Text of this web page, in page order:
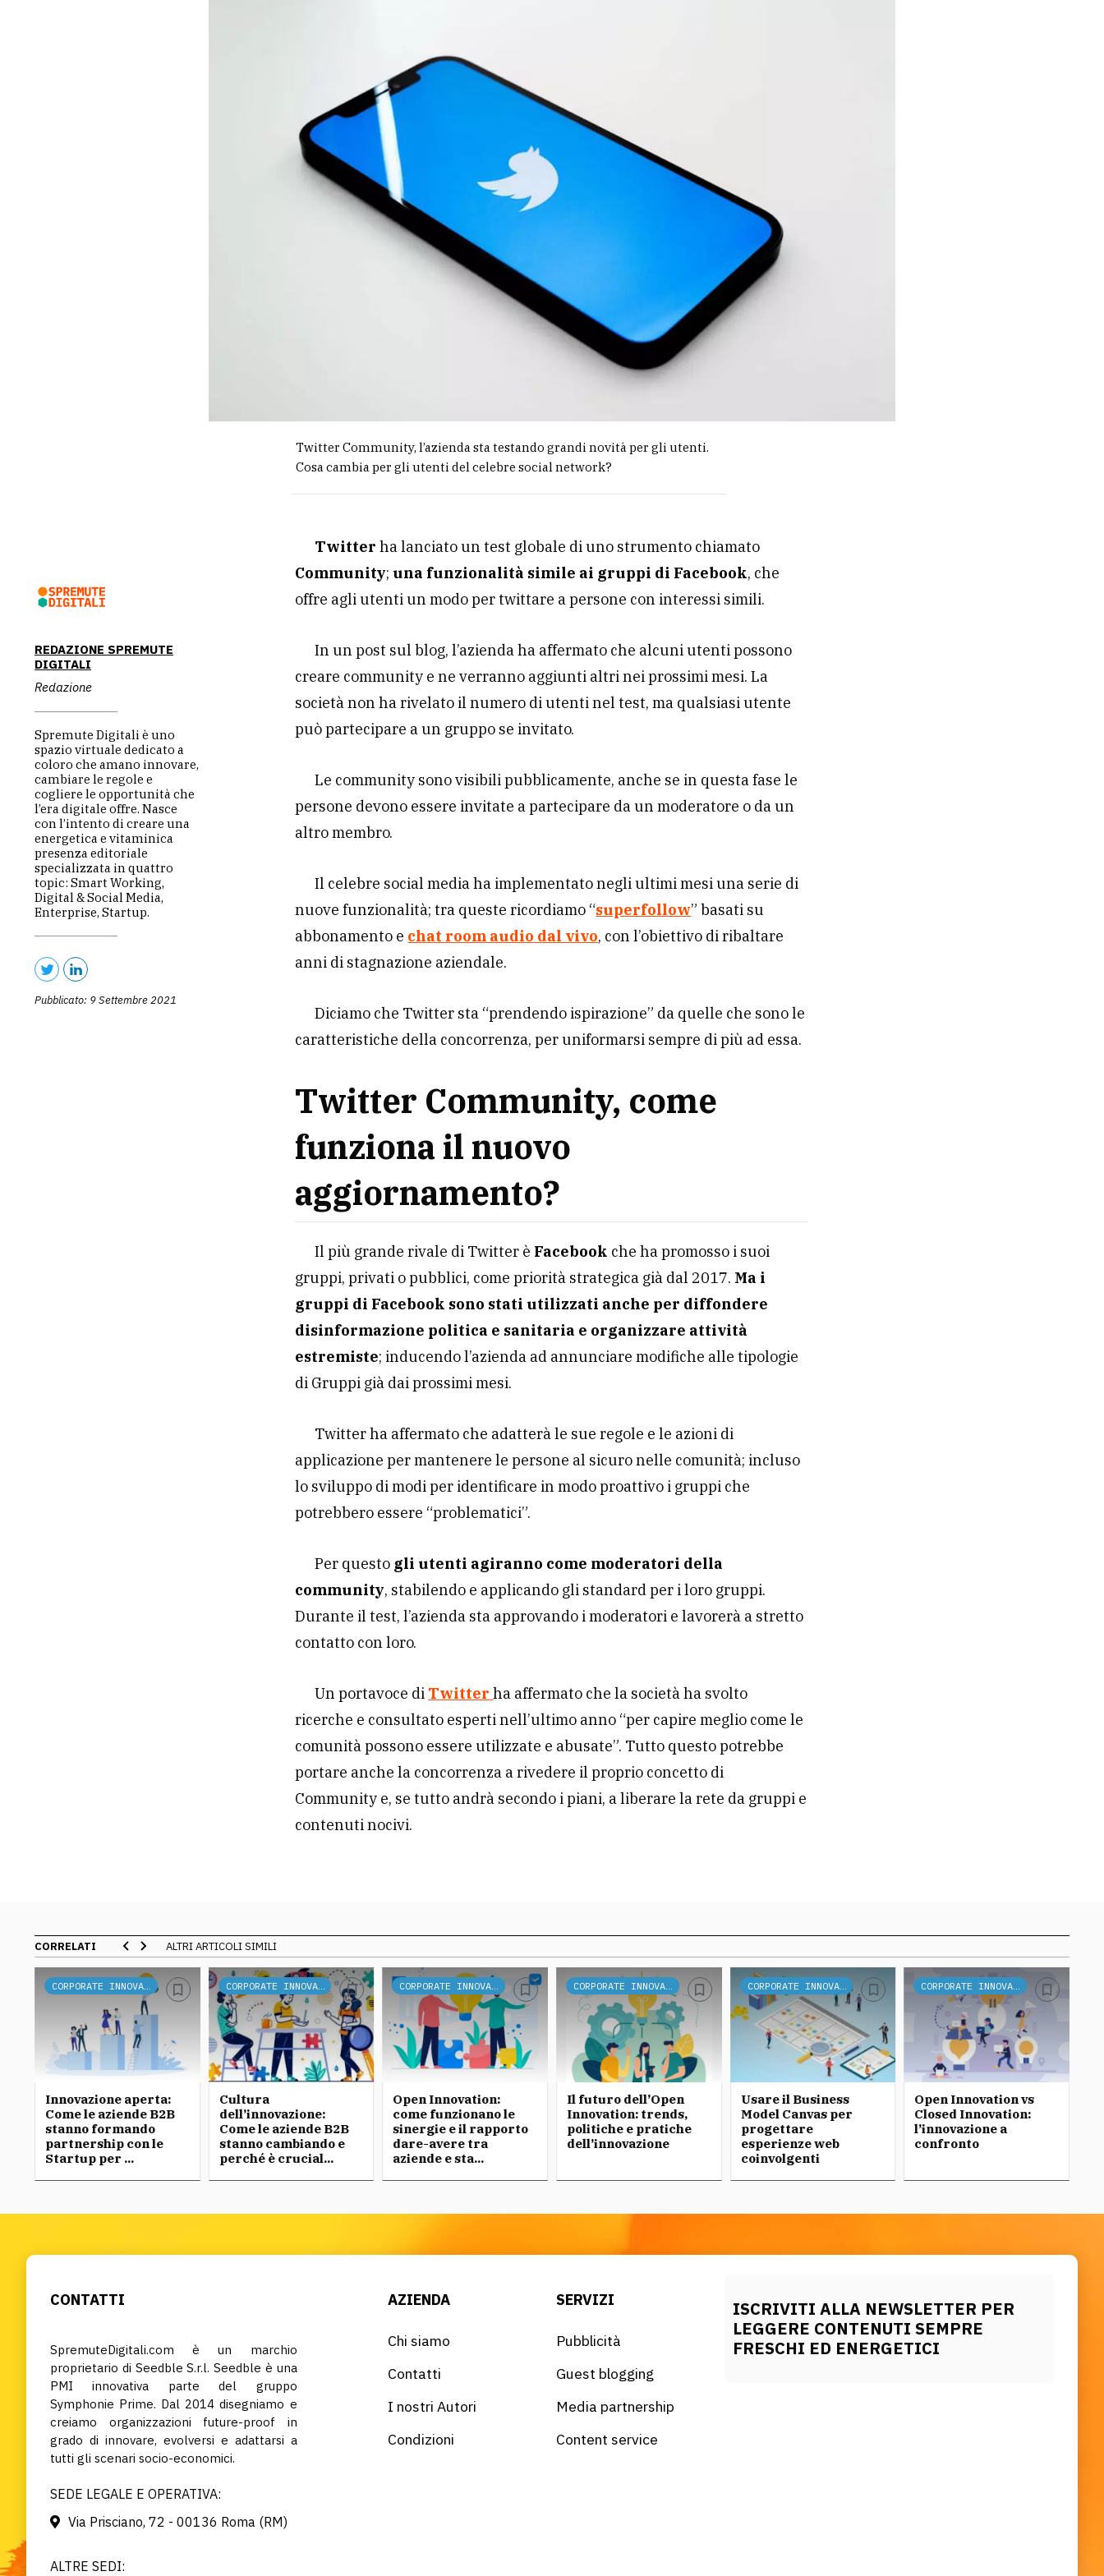
Twitter Community, l’azienda sta testando grandi novità per gli utenti.
Cosa cambia per gli utenti del celebre social network?
REDAZIONE SPREMUTE
DIGITALI
Redazione
Spremute Digitali è uno
spazio virtuale dedicato a
coloro che amano innovare,
cambiare le regole e
cogliere le opportunità che
l’era digitale offre. Nasce
con l’intento di creare una
energetica e vitaminica
presenza editoriale
specializzata in quattro
topic: Smart Working,
Digital & Social Media,
Enterprise, Startup.
Pubblicato: 9 Settembre 2021
Twitterha lanciato un test globale di uno strumento chiamato
Community; una funzionalità simile ai gruppi di Facebook, che
offre agli utenti un modo per twittare a persone con interessi simili.
In un post sul blog, l’azienda ha affermato che alcuni utenti possono
creare community e ne verranno aggiunti altri nei prossimi mesi. La
società non ha rivelato il numero di utenti nel test, ma qualsiasi utente
può partecipare a un gruppo se invitato.
Le community sono visibili pubblicamente, anche se in questa fase le
persone devono essere invitate a partecipare da un moderatore o da un
altro membro.
Il celebre social media ha implementato negli ultimi mesi una serie di
nuove funzionalità; tra queste ricordiamo “superfollow” basati su
abbonamento e chat room audio dal vivo, con l’obiettivo di ribaltare
anni di stagnazione aziendale.
Diciamo che Twitter sta “prendendo ispirazione” da quelle che sono le
caratteristiche della concorrenza, per uniformarsi sempre di più ad essa.
Twitter Community, come
funziona il nuovo
aggiornamento?
Il più grande rivale di Twitter è Facebook che ha promosso i suoi
gruppi, privati ​​o pubblici, come priorità strategica già dal 2017. Ma i
gruppi di Facebook sono stati utilizzati anche per diffondere
disinformazione politica e sanitaria e organizzare attività
estremiste; inducendo l’azienda ad annunciare modifiche alle tipologie
di Gruppi già dai prossimi mesi.
Twitter ha affermato che adatterà le sue regole e le azioni di
applicazione per mantenere le persone al sicuro nelle comunità; incluso
lo sviluppo di modi per identificare in modo proattivo i gruppi che
potrebbero essere “problematici”.
Per questo gli utenti agiranno come moderatori della
community, stabilendo e applicando gli standard per i loro gruppi.
Durante il test, l’azienda sta approvando i moderatori e lavorerà a stretto
contatto con loro.
Un portavoce di Twitterha affermato che la società ha svolto
ricerche e consultato esperti nell’ultimo anno “per capire meglio come le
comunità possono essere utilizzate e abusate”. Tutto questo potrebbe
portare anche la concorrenza a rivedere il proprio concetto di
Community e, se tutto andrà secondo i piani, a liberare la rete da gruppi e
contenuti nocivi.
CORRELATI ALTRI ARTICOLI SIMILI
CORPORATE INNOVATION
Innovazione aperta:
Come le aziende B2B
stanno formando
partnership con le
Startup per ...
CORPORATE INNOVATION
Cultura
dell’innovazione:
Come le aziende B2B
stanno cambiando e
perché è crucial...
CORPORATE INNOVATION
Open Innovation:
come funzionano le
sinergie e il rapporto
dare-avere tra
aziende e sta...
CORPORATE INNOVATION
Il futuro dell’Open
Innovation: trends,
politiche e pratiche
dell’innovazione
CORPORATE INNOVATION
Usare il Business
Model Canvas per
progettare
esperienze web
coinvolgenti
CORPORATE INNOVATION
Open Innovation vs
Closed Innovation:
l’innovazione a
confronto
CONTATTI
SpremuteDigitali.com è un marchio
proprietario di Seedble S.r.l. Seedble è una
PMI innovativa parte del gruppo
Symphonie Prime. Dal 2014 disegniamo e
creiamo organizzazioni future-proof in
grado di innovare, evolversi e adattarsi a
tutti gli scenari socio-economici.
SEDE LEGALE E OPERATIVA:
Via Prisciano, 72 - 00136 Roma (RM)
ALTRE SEDI:
AZIENDA
Chi siamo
Contatti
I nostri Autori
Condizioni
SERVIZI
Pubblicità
Guest blogging
Media partnership
Content service
ISCRIVITI ALLA NEWSLETTER PER
LEGGERE CONTENUTI SEMPRE
FRESCHI ED ENERGETICI